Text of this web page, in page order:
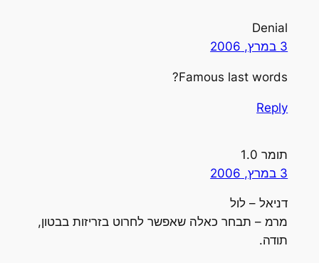
Denial
3 במרץ, 2006
Famous last words?
Reply
תומר 1.0
3 במרץ, 2006
דניאל – לול
מרמ – תבחר כאלה שאפשר לחרוט בזריזות בבטון,
תודה.